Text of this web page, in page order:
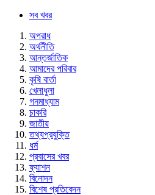
সব খবর
অপরাধ
অর্থনীতি
আন্তর্জাতিক
আমাদের পরিবার
কৃষি বার্তা
খেলাধুলা
গনমাধ্যাম
চাকরি
জাতীয়
তথ্যপ্রযুক্তি
ধর্ম
প্রবাসের খবর
ফ্যাশন
বিনোদন
বিশেষ প্রতিবেদন